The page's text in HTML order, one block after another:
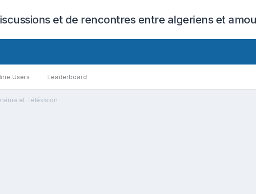
et de rencontres entre algeriens et
Users Leaderboard
et Télévision